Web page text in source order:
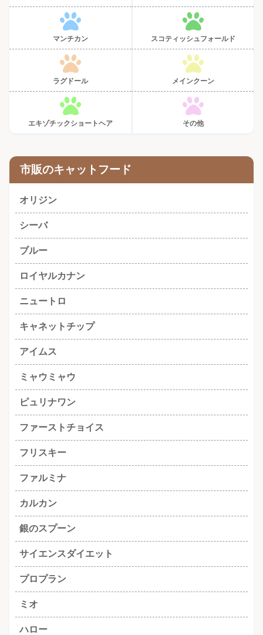
マンチカン スコティッシュフォールド
ラグドール メインクーン
エキゾチックショートヘア その他
市販のキャットフード
オリジン
シーバ
ブルー
ロイヤルカナン
ニュートロ
キャネットチップ
アイムス
ミャウミャウ
ピュリナワン
ファーストチョイス
フリスキー
ファルミナ
カルカン
銀のスプーン
サイエンスダイエット
プロプラン
ミオ
ハロー